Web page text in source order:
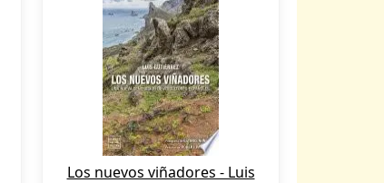
Los nuevos viñadores - Luis